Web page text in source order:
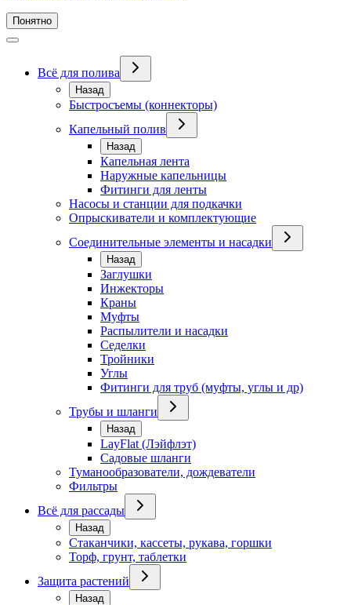
Понятно
Всё для полива
Назад
Быстросъемы (коннекторы)
Капельный полив
Назад
Капельная лента
Наружные капельницы
Фитинги для ленты
Насосы и станции для подкачки
Опрыскиватели и комплектующие
Соединительные элементы и насадки
Назад
Заглушки
Инжекторы
Краны
Муфты
Распылители и насадки
Седелки
Тройники
Углы
Фитинги для труб (муфты, углы и др)
Трубы и шланги
Назад
LayFlat (Лэйфлэт)
Садовые шланги
Туманообразователи, дождеватели
Фильтры
Всё для рассады
Назад
Стаканчики, кассеты, рукава, горшки
Торф, грунт, таблетки
Защита растений
Назад